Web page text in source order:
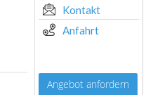
Kontakt
Anfahrt
Angebot anfordern